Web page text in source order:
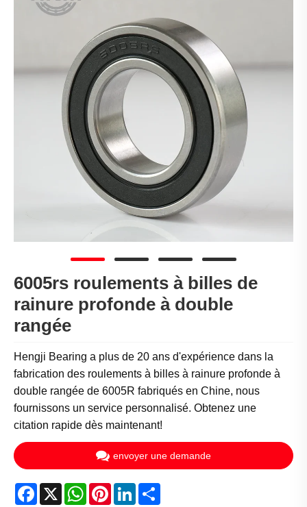
6005rs roulements à billes de
rainure profonde à double
rangée
Hengji Bearing a plus de 20 ans d'expérience dans la
fabrication des roulements à billes à rainure profonde à
double rangée de 6005R fabriqués en Chine, nous
fournissons un service personnalisé. Obtenez une
citation rapide dès maintenant!
envoyer une demande
Facebook
X WhatsApp
PinterestLinkedIn